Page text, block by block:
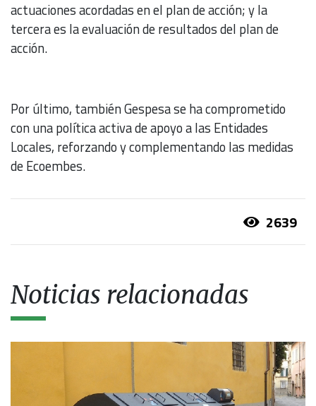
actuaciones acordadas en el plan de acción; y la
tercera es la evaluación de resultados del plan de
acción.
Por último, también Gespesa se ha comprometido
con una política activa de apoyo a las Entidades
Locales, reforzando y complementando las medidas
de Ecoembes.
2639
Noticias relacionadas